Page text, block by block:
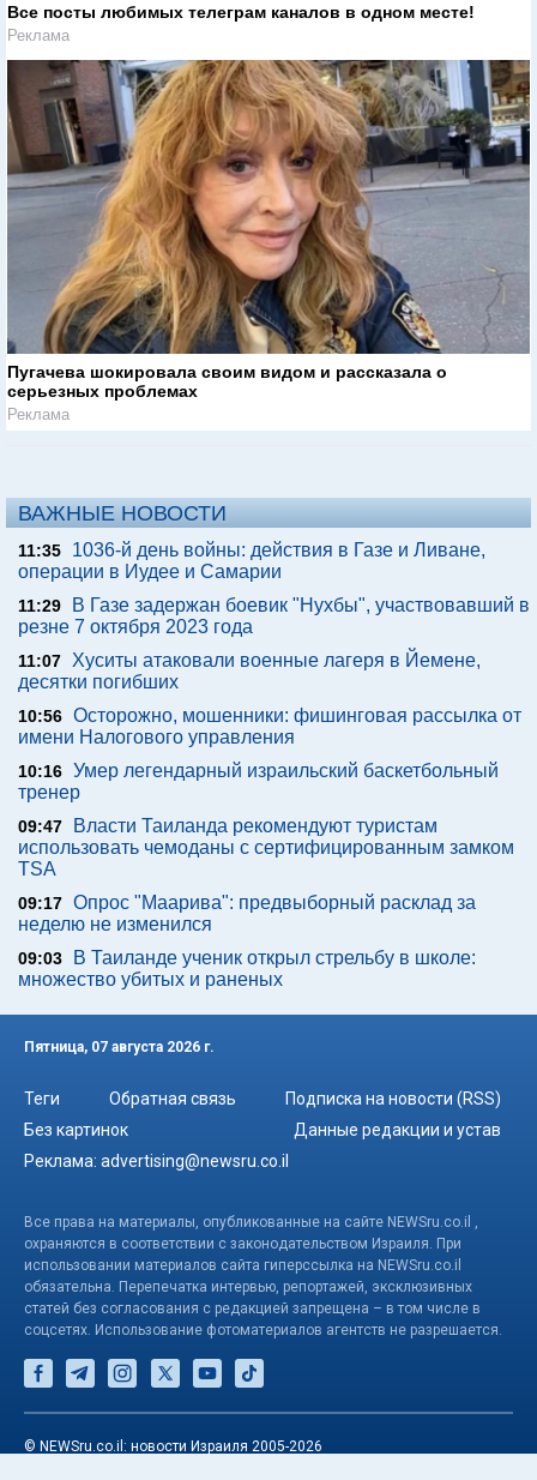
Все посты любимых телеграм каналов в одном месте!
Реклама
Пугачева шокировала своим видом и рассказала о
серьезных проблемах
Реклама
ВАЖНЫЕ НОВОСТИ
11:35
1036-й день войны: действия в Газе и Ливане,
операции в Иудее и Самарии
11:29
В Газе задержан боевик "Нухбы", участвовавший в
резне 7 октября 2023 года
11:07 Хуситы атаковали военные лагеря в Йемене,
десятки погибших
10:56 Осторожно, мошенники: фишинговая рассылка от
имени Налогового управления
10:16 Умер легендарный израильский баскетбольный
тренер
09:47
Власти Таиланда рекомендуют туристам
использовать чемоданы с сертифицированным замком
TSA
09:17 Опрос "Mаарива": предвыборный расклад за
неделю не изменился
09:03
В Таиланде ученик открыл стрельбу в школе:
множество убитых и раненых
Пятница, 07 августа 2026 г.
Теги Обратная связь
Подписка на новости (RSS)
Без картинок
Данные редакции и устав
Реклама: advertising@newsru.co.il
Все права на материалы, опубликованные на сайте NEWSru.co.il ,
охраняются в соответствии с законодательством Израиля. При
использовании материалов сайта гиперссылка на NEWSru.co.il
обязательна. Перепечатка интервью, репортажей, эксклюзивных
статей без согласования с редакцией запрещена – в том числе в
соцсетях. Использование фотоматериалов агентств не разрешается.
© NEWSru.co.il: новости Израиля 2005-2026